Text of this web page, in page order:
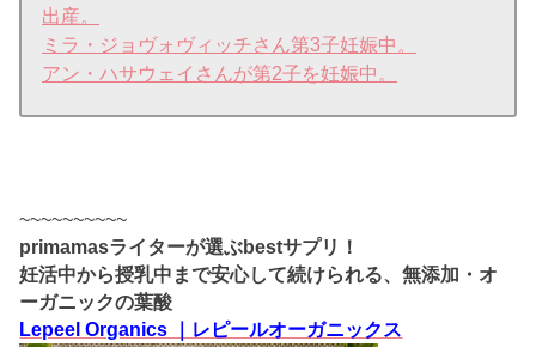
出産。
ミラ・ジョヴォヴィッチさん第3子妊娠中。
アン・ハサウェイさんが第2子を妊娠中。
~~~~~~~~~~
primamasライターが選ぶbestサプリ！
妊活中から授乳中まで安心して続けられる、無添加・オ
ーガニックの葉酸
Lepeel Organics ｜レピールオーガニックス